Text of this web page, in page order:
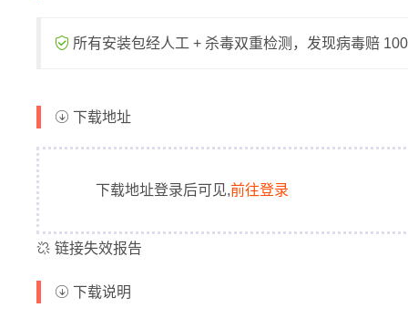
所有安装包经人工 + 杀毒双重检测，发现病毒赔
下载地址
下载地址登录后可见,前往登录
链接失效报告
下载说明